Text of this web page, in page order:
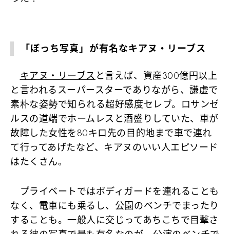
「ぼっち写真」が有名なキアヌ・リーブス
キアヌ・リーブスと言えば、資産300億円以上
と言われるスーパースターでありながら、謙虚で
素朴な姿勢で知られる超好感度セレブ。ロサンゼ
ルスの道端でホームレスと酒盛りしていた、車が
故障した女性を80キロ先の目的地まで車で連れ
て行ってあげたなど、キアヌのいい人エピソード
はたくさん。
プライベートではボディガードを連れることも
なく、電車にも乗るし、公園のベンチでまったり
することも。一般人に交じってあちこちで目撃さ